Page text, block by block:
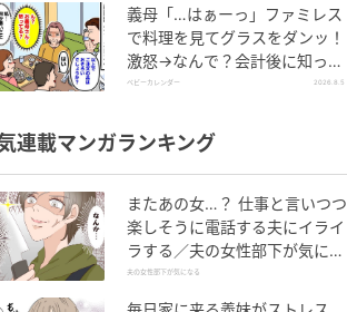
義母「…はぁーっ」ファミレス
で料理を見てグラスをダンッ！
激怒→なんで？会計後に知った
暗黙のルール
ベビーカレンダー 2026.8.5
連載マンガランキング
またあの女…？ 仕事と言いつつ
楽しそうに電話する夫にイライ
ラする／夫の女性部下が気にな
る（1）【夫婦の危機 まんが】
夫の女性部下が気になる